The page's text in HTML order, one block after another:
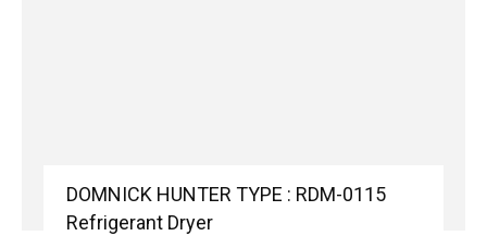
DOMNICK HUNTER TYPE : RDM-0115
Refrigerant Dryer